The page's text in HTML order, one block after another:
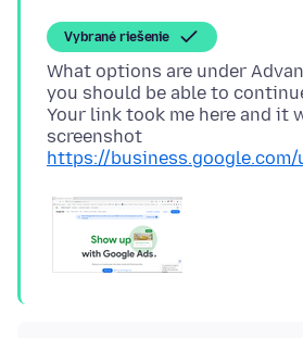
Vybrané riešenie
What options are under
you should be able to
Your link took me here and it
https://